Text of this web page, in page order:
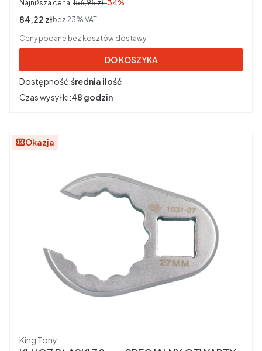
Najniższa cena: 156,95 zł-34%
Cena netto
84,22 złbez 23% VAT
Ceny podane bez kosztów dostawy.
DO KOSZYKA
Dostępność:średnia ilość
Czas wysyłki:48 godzin
Okazja
Producent
King Tony